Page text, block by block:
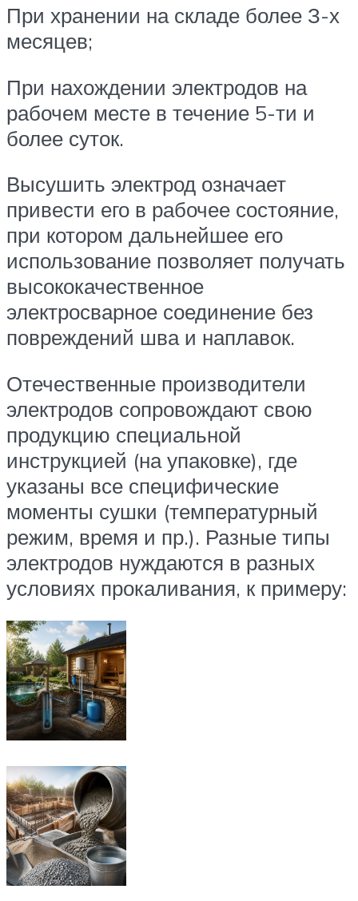
При хранении на складе более З-х
месяцев;
При нахождении электродов на
рабочем месте в течение 5-ти и
более суток.
Высушить электрод означает
привести его в рабочее состояние,
при котором дальнейшее его
использование позволяет получать
высококачественное
электросварное соединение без
повреждений шва и наплавок.
Отечественные производители
электродов сопровождают свою
продукцию специальной
инструкцией (на упаковке), где
указаны все специфические
моменты сушки (температурный
режим, время и пр.). Разные типы
электродов нуждаются в разных
условиях прокаливания, к примеру: